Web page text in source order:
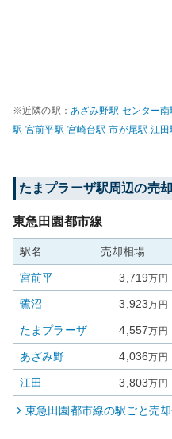
※近隣の駅： あざみ野駅 センター南
駅 宮前平駅 宮崎台駅 市が尾駅 江田
たまプラーザ駅周辺の売
東急田園都市線
駅名 売却相場
宮前平 3,719万円
鷺沼 3,923万円
たまプラーザ 4,557万円
あざみ野 4,036万円
江田 3,803万円
東急田園都市線の駅ごと売